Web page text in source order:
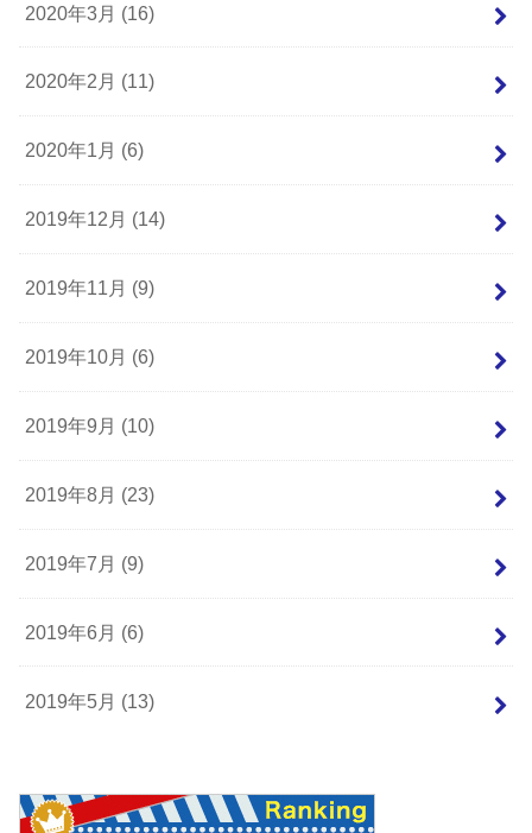
2020年3月 (16)
2020年2月 (11)
2020年1月 (6)
2019年12月 (14)
2019年11月 (9)
2019年10月 (6)
2019年9月 (10)
2019年8月 (23)
2019年7月 (9)
2019年6月 (6)
2019年5月 (13)